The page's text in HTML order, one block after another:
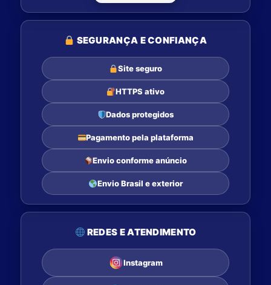
SEGURANÇA E CONFIANÇA
Site seguro
HTTPS ativo
Dados protegidos
Pagamento pela plataforma
Envio conforme anúncio
Envio Brasil e exterior
REDES E ATENDIMENTO
Instagram